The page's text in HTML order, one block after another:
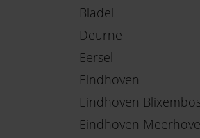
Bladel
Deurne
Eersel
Eindhoven
Eindhoven
Eindhoven